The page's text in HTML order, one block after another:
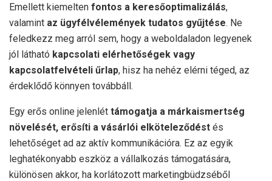
Emellett kiemelten fontos a keresőoptimalizálás,
valamint az ügyfélvélemények tudatos gyűjtése. Ne
feledkezz meg arról sem, hogy a weboldaladon legyenek
jól látható kapcsolati elérhetőségek vagy
kapcsolatfelvételi űrlap, hisz ha nehéz elérni téged, az
érdeklődő könnyen továbbáll.
Egy erős online jelenlét támogatja a márkaismertség
növelését, erősíti a vásárlói elköteleződést és
lehetőséget ad az aktív kommunikációra. Ez az egyik
leghatékonyabb eszköz a vállalkozás támogatására,
különösen akkor, ha korlátozott marketingbüdzséből